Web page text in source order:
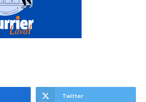
Twitter